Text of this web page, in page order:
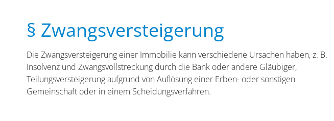
§ Zwangsversteigerung
Die Zwangsversteigerung einer Immobilie kann verschiedene Ursachen haben, z. B.
Insolvenz und Zwangsvollstreckung durch die Bank oder andere Gläubiger,
Teilungsversteigerung aufgrund von Auflösung einer Erben- oder sonstigen
Gemeinschaft oder in einem Scheidungsverfahren.